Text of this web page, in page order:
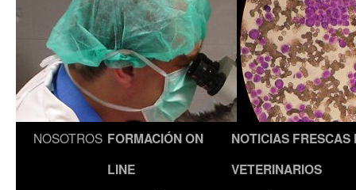
NOSOTROS FORMACIÓN ON
LINE
NOTICIAS FRESCAS
VETERINARIOS